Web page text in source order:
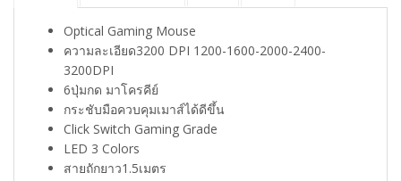
Optical Gaming Mouse
ความละเอียด3200 DPI 1200-1600-2000-2400-
3200DPI
6ปุ่มกด มาโครคีย์
กระชับมือควบคุมเมาส์ได้ดีขึ้น
Click Switch Gaming Grade
LED 3 Colors
สายถักยาว1.5เมตร